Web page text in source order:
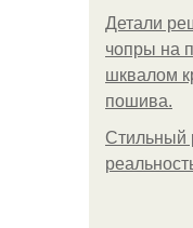
Детали
чопры на
шквалом
пошива.
Стильный